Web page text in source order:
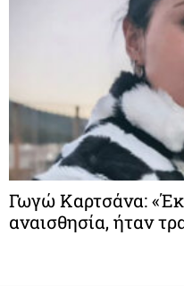
Γωγώ Καρτσάνα:
αναισθησία, ήταν